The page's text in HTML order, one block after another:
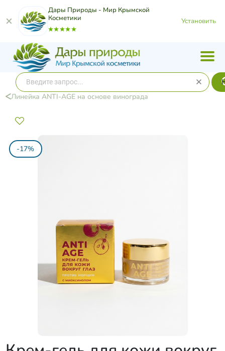
Дары Природы - Мир Крымской
Косметики
Установить
​Линейка ANTI-AGE на основе винограда
-17%